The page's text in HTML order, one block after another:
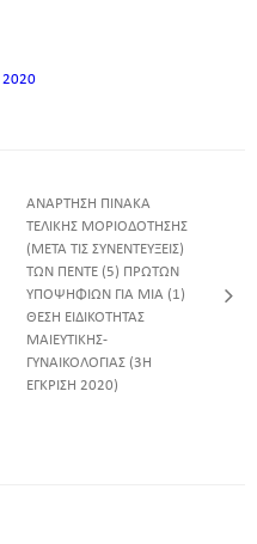
ANAΡΤΗΣΗ ΠΙΝΑΚΑ
ΤΕΛΙΚΗΣ ΜΟΡΙΟΔΟΤΗΣΗΣ
(ΜΕΤΑ ΤΙΣ ΣΥΝΕΝΤΕΥΞΕΙΣ)
ΤΩΝ ΠΕΝΤΕ (5) ΠΡΩΤΩΝ
ΥΠΟΨΗΦΙΩΝ ΓΙΑ ΜΙΑ (1)
ΘΕΣΗ ΕΙΔΙΚΟΤΗΤΑΣ
ΜΑΙΕΥΤΙΚΗΣ-
ΓΥΝΑΙΚΟΛΟΓΙΑΣ (3Η
ΕΓΚΡΙΣΗ 2020)